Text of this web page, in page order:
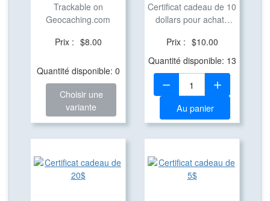
Trackable on
Geocaching.com
Prix : $8.00
Quantité disponible: 0
Choisir une
variante
Certificat cadeau de 10
dollars pour achats
Prix : $10.00
Quantité disponible: 13
Quantité:
Au panier